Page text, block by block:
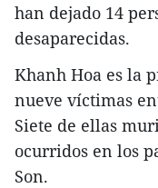
han dejado 14
desaparecidas.
Khanh Hoa es la
nueve víctimas
Siete de ellas
ocurridos en los
Son.